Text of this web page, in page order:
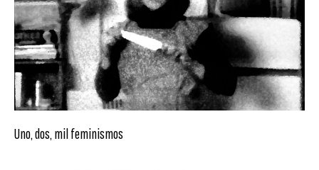
Uno, dos, mil feminismos